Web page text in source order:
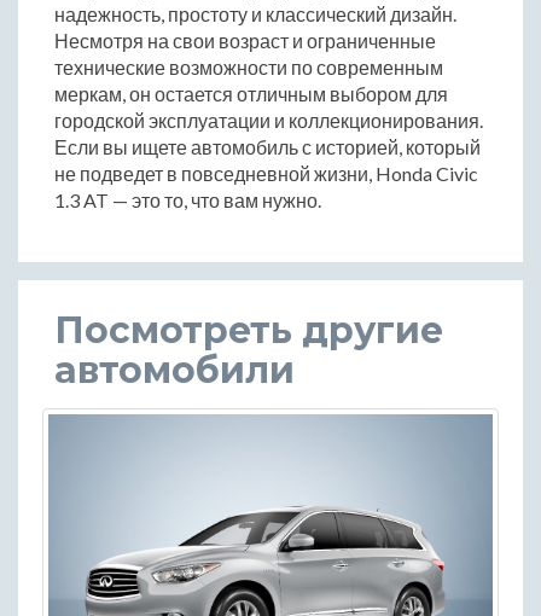
надежность, простоту и классический дизайн.
Несмотря на свои возраст и ограниченные
технические возможности по современным
меркам, он остается отличным выбором для
городской эксплуатации и коллекционирования.
Если вы ищете автомобиль с историей, который
не подведет в повседневной жизни, Honda Civic
1.3 AT — это то, что вам нужно.
Посмотреть другие
автомобили